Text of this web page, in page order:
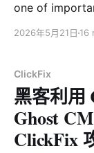
one of
26980 in
the Ghost
2026年5月21日 16
ClickFix
黑客利用
Ghost
ClickFix